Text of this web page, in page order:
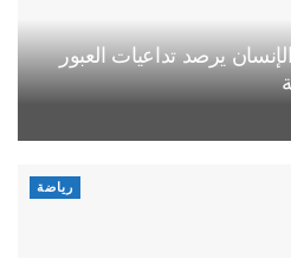
يرصد تداعيات العبور
رياضة